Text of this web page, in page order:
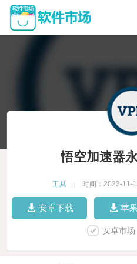
悟空加速器
工具 时间：2023-11-
安卓下载 苹
安卓市